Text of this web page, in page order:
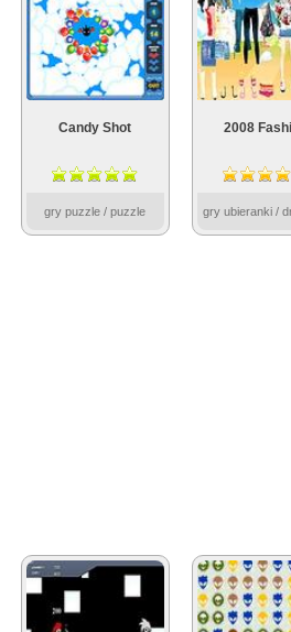
Candy Shot
gry puzzle / puzzle
2008
gry ubieranki /